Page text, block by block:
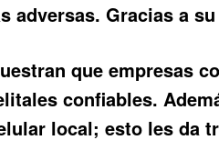
adversas. Gracias a
que empresas
confiables.
local; esto les